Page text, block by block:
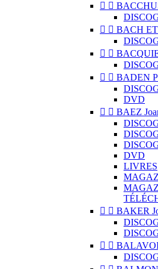
 
  BACH
 
  BADEN
DVD
  BAEZ
DVD
LIVRES
  BAKER
 